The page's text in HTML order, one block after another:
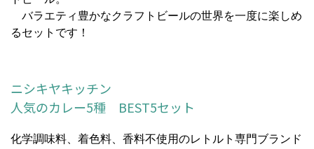
バラエティ豊かなクラフトビールの世界を一度に楽しめ
るセットです！
ニシキヤキッチン
人気のカレー5種 BEST5セット
化学調味料、着色料、香料不使用のレトルト専門ブランド